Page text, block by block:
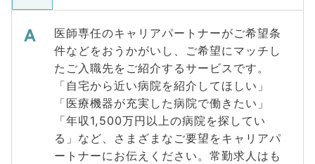
医師専任のキャリアパートナーがご希望条
件などをおうかがいし、ご希望にマッチし
たご入職先をご紹介するサービスです。
「自宅から近い病院を紹介してほしい」
「医療機器が充実した病院で働きたい」
「年収1,500万円以上の病院を探してい
る」など、さまざまなご要望をキャリアパ
ートナーにお伝えください。常勤求人はも